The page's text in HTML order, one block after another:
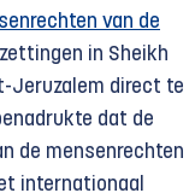
van de
in Sheikh
Jeruzalem direct te
dat de
de mensenrechten
internationaal